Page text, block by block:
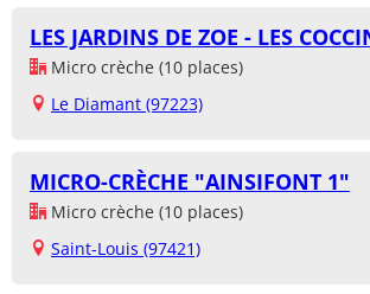
LES JARDINS DE ZOE - LES
Micro crèche (10 places)
Le Diamant (97223)
MICRO-CRÈCHE "AINSIFONT 1"
Micro crèche (10 places)
Saint-Louis (97421)